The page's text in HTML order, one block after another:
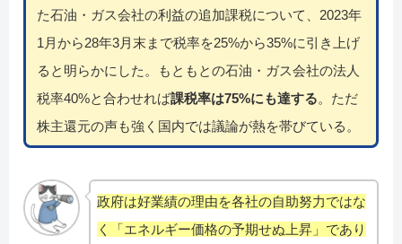
た石油・ガス会社の利益の追加課税について、2023年
1月から28年3月末まで税率を25%から35%に引き上げ
ると明らかにした。もともとの石油・ガス会社の法人
税率40%と合わせれば課税率は75%にも達する。ただ
株主還元の声も強く国内では議論が熱を帯びている。
政府は好業績の理由を各社の自助努力ではな
く「エネルギー価格の予期せぬ上昇」であり